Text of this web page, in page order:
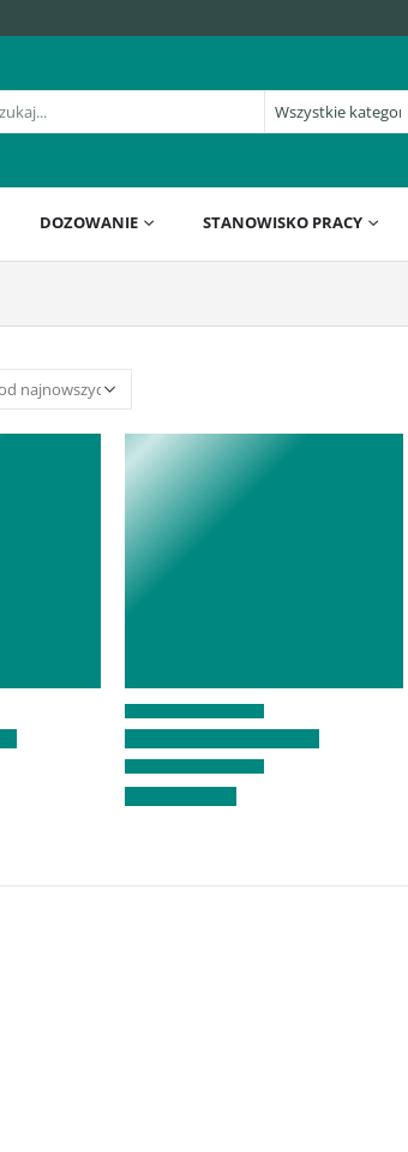
DOZOWANIE STANOWISKO PRACY